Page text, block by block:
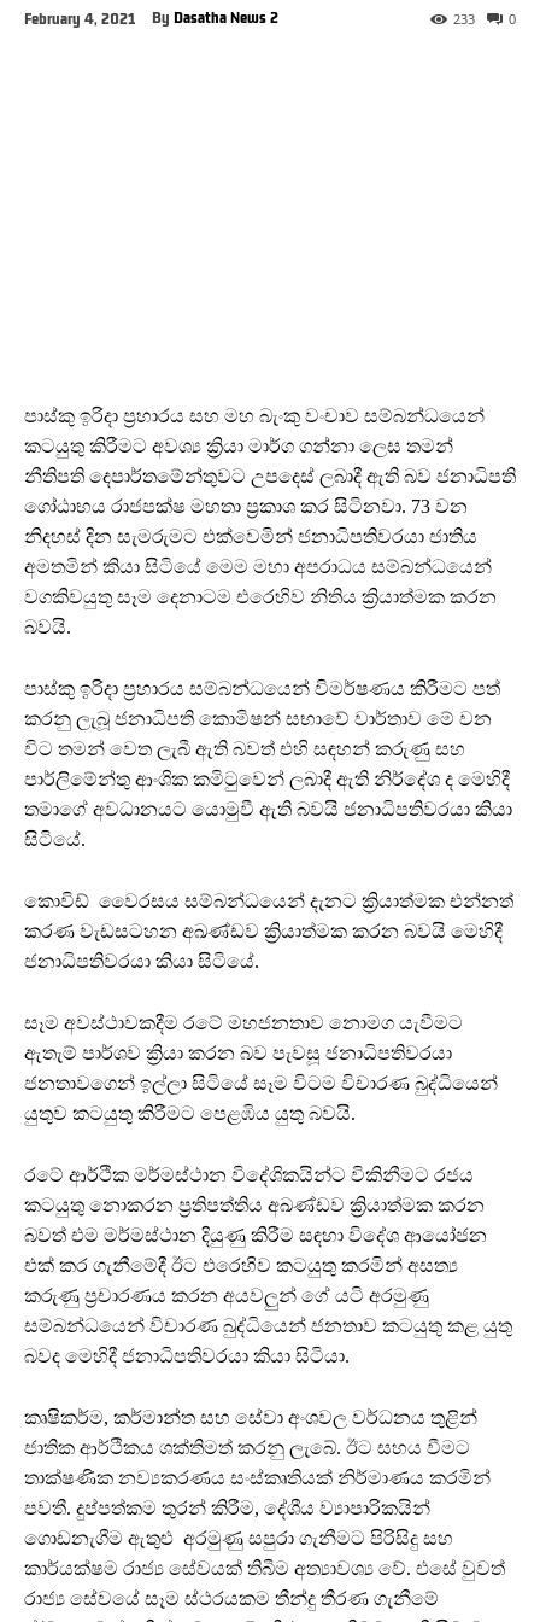
February 4, 2021 By Dasatha News 2 0
233
පාස්කු ඉරිදා ප්‍රහාරය සහ මහ බැංකු වංචාව සම්බන්ධයෙන්
කටයුතු කිරීමට අවශ්‍ය ක්‍රියා මාර්ග ගන්නා ලෙස තමන්
නීතිපති දෙපාර්තමේන්තුවට උපදෙස් ලබාදී ඇති බව ජනාධිපති
ගෝඨාභය රාජපක්ෂ මහතා ප්‍රකාශ කර සිටිනවා. 73 වන
නිදහස් දින සැමරුමට එක්වෙමින් ජනාධිපතිවරයා ජාතිය
අමතමින් කියා සිටියේ මෙම මහා අපරාධය සම්බන්ධයෙන්
වගකිවයුතු සෑම දෙනාටම එරෙහිව නිතිය ක්‍රියාත්මක කරන
බවයි.
පාස්කු ඉරිදා ප්‍රහාරය සම්බන්ධයෙන් විමර්ෂණය කිරීමට පත්
කරනු ලැබූ ජනාධිපති කොමිෂන් සභාවේ වාර්තාව මේ වන
විට තමන් වෙත ලැබී ඇති බවත් එහි සඳහන් කරුණු සහ
පාර්ලිමේන්තු ආංශික කමිටුවෙන් ලබාදී ඇති නිර්දේශ ද මෙහිදී
තමාගේ අවධානයට යොමුවී ඇති බවයි ජනාධිපතිවරයා කියා
සිටියේ.
කොවිඩ් වෛරසය සම්බන්ධයෙන් දැනට ක්‍රියාත්මක එන්නත්
කරණ වැඩසටහන අඛණ්ඩව ක්‍රියාත්මක කරන බවයි මෙහිදී
ජනාධිපතිවරයා කියා සිටියේ.
සෑම අවස්ථාවකදීම රටේ මහජනතාව නොමග යැවීමට
ඇතැම් පාර්ශව ක්‍රියා කරන බව පැවසූ ජනාධිපතිවරයා
ජනතාවගෙන් ඉල්ලා සිටියේ සෑම විටම විචාරණ බුද්ධියෙන්
යුතුව කටයුතු කිරීමට පෙළඹිය යුතු බවයි.
රටේ ආර්ථික මර්මස්ථාන විදේශිකයින්ට විකිනීමට රජය
කටයුතු නොකරන ප්‍රතිපත්තිය අඛණ්ඩව ක්‍රියාත්මක කරන
බවත් එම මර්මස්ථාන දියුණු කිරීම සඳහා විදේශ ආයෝජන
එක් කර ගැනීමේදී ඊට එරෙහිව කටයුතු කරමින් අසත්‍ය
කරුණු ප්‍රචාරණය කරන අයවලුන් ගේ යටි අරමුණු
සම්බන්ධයෙන් විචාරණ බුද්ධියෙන් ජනතාව කටයුතු කළ යුතු
බවද මෙහිදී ජනාධිපතිවරයා කියා සිටියා.
කෘෂිකර්ම, කර්මාන්ත සහ සේවා අංශවල වර්ධනය තුළින්
ජාතික ආර්ථිකය ශක්තිමත් කරනු ලැබේ. ඊට සහය වීමට
තාක්ෂණික නව්‍යකරණය සංස්කෘතියක් නිර්මාණය කරමින්
පවතී. දුප්පත්කම තුරන් කිරීම, දේශීය ව්‍යාපාරිකයින්
ගොඩනැගීම ඇතුළු අරමුණු සපුරා ගැනීමට පිරිසිදු සහ
කාර්යක්ෂම රාජ්‍ය සේවයක් තිබීම අත්‍යාවශ්‍ය වේ. එසේ වුවත්
රාජ්‍ය සේවයේ සෑම ස්ථරයකම තීන්දු තීරණ ගැනීමේ